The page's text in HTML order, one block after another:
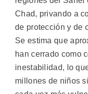
Chad, privando a
de protección y de
Se estima que
han cerrado como
inestabilidad, lo
millones de niños